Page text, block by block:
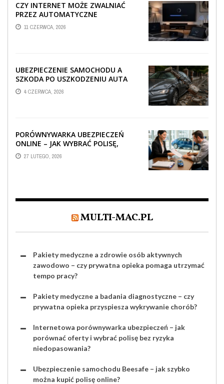
CZY INTERNET MOŻE ZWALNIAĆ
PRZEZ AUTOMATYCZNE
AKTUALIZACJE SYSTEMÓW SMART
TV?
11 CZERWCA, 2026
UBEZPIECZENIE SAMOCHODU A
SZKODA PO USZKODZENIU AUTA
PRZEZ SPADAJĄCY FRAGMENT
OGRODZENIA
4 CZERWCA, 2026
PORÓWNYWARKA UBEZPIECZEŃ
ONLINE – JAK WYBRAĆ POLISĘ,
KTÓRA REALNIE CHRONI TWÓJ
MAJĄTEK?
27 LUTEGO, 2026
MULTI-MAC.PL
Pakiety medyczne a zdrowie osób aktywnych
zawodowo – czy prywatna opieka pomaga utrzymać
tempo pracy?
Pakiety medyczne a badania diagnostyczne – czy
prywatna opieka przyspiesza wykrywanie chorób?
Internetowa porównywarka ubezpieczeń – jak
porównać oferty i wybrać polisę bez ryzyka
niedopasowania?
Ubezpieczenie samochodu Beesafe – jak szybko
można kupić polisę online?